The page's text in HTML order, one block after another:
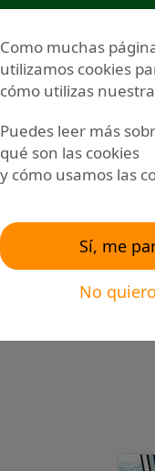
Noticias
Como muchas
utilizamos cookies
cómo utilizas
Puedes leer más
qué son las cookies
y cómo usamos las
Sí, me
No